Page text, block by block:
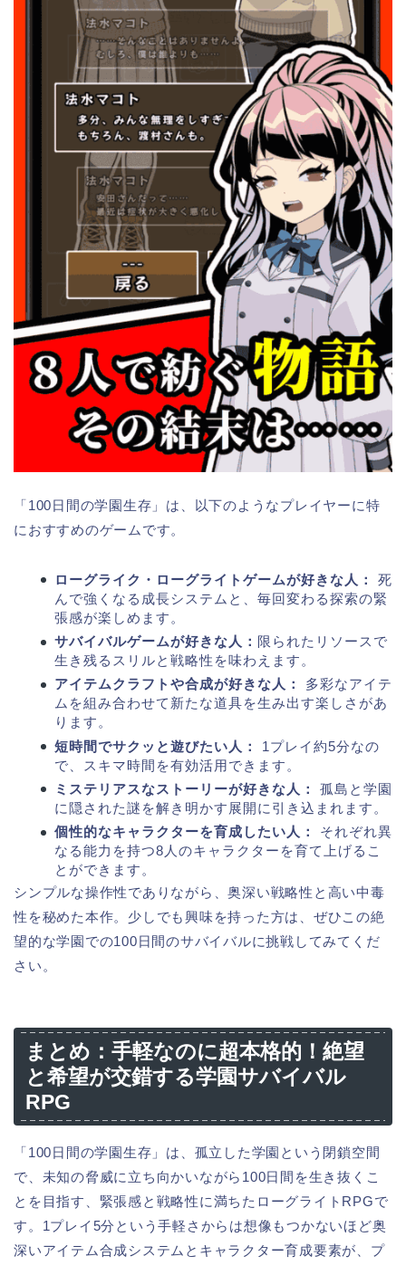
「100日間の学園生存」は、以下のようなプレイヤーに特
におすすめのゲームです。
ローグライク・ローグライトゲームが好きな人：
死
んで強くなる成長システムと、毎回変わる探索の緊
張感が楽しめます。
サバイバルゲームが好きな人： 限られたリソースで
生き残るスリルと戦略性を味わえます。
アイテムクラフトや合成が好きな人：
多彩なアイテ
ムを組み合わせて新たな道具を生み出す楽しさがあ
ります。
短時間でサクッと遊びたい人：
1プレイ約5分なの
で、スキマ時間を有効活用できます。
ミステリアスなストーリーが好きな人：
孤島と学園
に隠された謎を解き明かす展開に引き込まれます。
個性的なキャラクターを育成したい人：
それぞれ異
なる能力を持つ8人のキャラクターを育て上げるこ
とができます。
シンプルな操作性でありながら、奥深い戦略性と高い中毒
性を秘めた本作。少しでも興味を持った方は、ぜひこの絶
望的な学園での100日間のサバイバルに挑戦してみてくだ
さい。
まとめ：手軽なのに超本格的！絶望
と希望が交錯する学園サバイバル
RPG
「100日間の学園生存」は、孤立した学園という閉鎖空間
で、未知の脅威に立ち向かいながら100日間を生き抜くこ
とを目指す、緊張感と戦略性に満ちたローグライトRPGで
す。1プレイ5分という手軽さからは想像もつかないほど奥
深いアイテム合成システムとキャラクター育成要素が、プ